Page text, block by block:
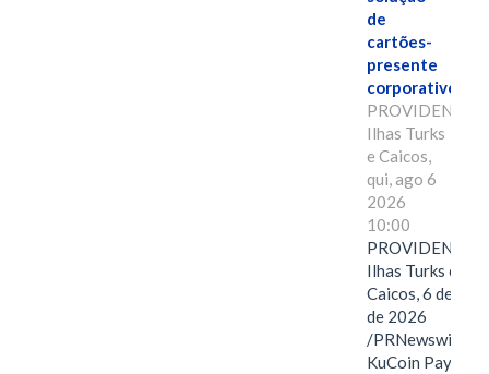
de
cartões-
presente
corporativos.
Ilhas Turks
e Caicos,
qui, ago 6
2026
10:00
Ilhas Turks e
Caicos, 6 de
de 2026
/PRNewswire/
KuCoin Pay,